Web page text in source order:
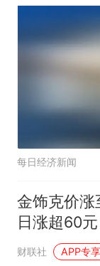
每日经济新闻
金饰克价涨
日涨超60元
财联社 APP专享